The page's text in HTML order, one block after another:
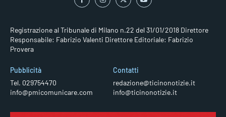
Registrazione al Tribunale di Milano n.22 del 31/01/2018 Direttore
Responsabile: Fabrizio Valenti Direttore Editoriale: Fabrizio
Provera
Pubblicità
Tel. 029754470
info@pmicomunicare.com
Contatti
redazione@ticinonotizie.it
info@ticinonotizie.it